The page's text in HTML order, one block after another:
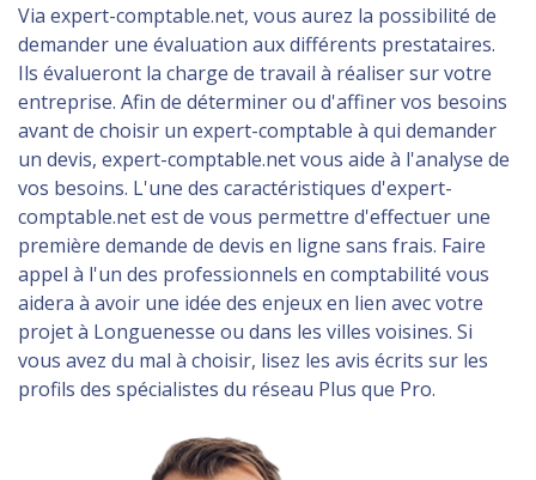
Via expert-comptable.net, vous aurez la possibilité de
demander une évaluation aux différents prestataires.
Ils évalueront la charge de travail à réaliser sur votre
entreprise. Afin de déterminer ou d'affiner vos besoins
avant de choisir un expert-comptable à qui demander
un devis, expert-comptable.net vous aide à l'analyse de
vos besoins. L'une des caractéristiques d'expert-
comptable.net est de vous permettre d'effectuer une
première demande de devis en ligne sans frais. Faire
appel à l'un des professionnels en comptabilité vous
aidera à avoir une idée des enjeux en lien avec votre
projet à Longuenesse ou dans les villes voisines. Si
vous avez du mal à choisir, lisez les avis écrits sur les
profils des spécialistes du réseau Plus que Pro.